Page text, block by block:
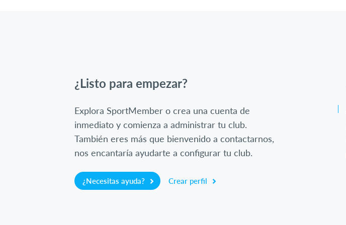
¿Listo para empezar?
Explora SportMember o crea una cuenta de
inmediato y comienza a administrar tu club.
También eres más que bienvenido a contactarnos,
nos encantaría ayudarte a configurar tu club.
¿Necesitas ayuda? Crear perfil